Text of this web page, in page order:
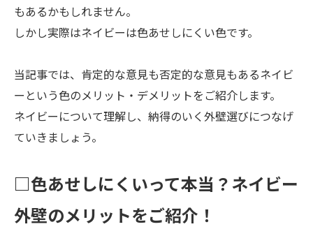
もあるかもしれません。
しかし実際はネイビーは色あせしにくい色です。
当記事では、肯定的な意見も否定的な意見もあるネイビ
ーという色のメリット・デメリットをご紹介します。
ネイビーについて理解し、納得のいく外壁選びにつなげ
ていきましょう。
□色あせしにくいって本当？ネイビー
外壁のメリットをご紹介！